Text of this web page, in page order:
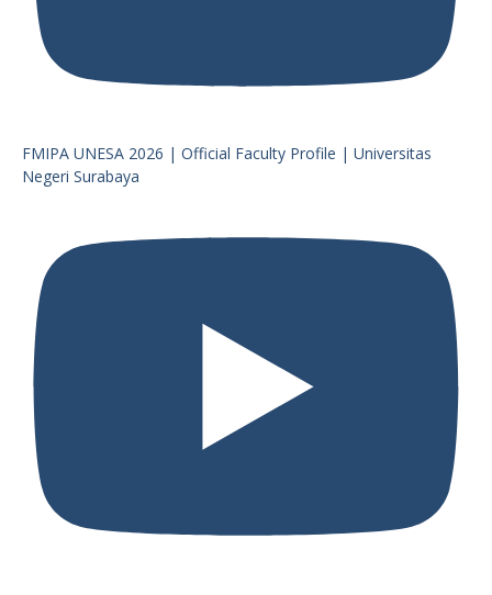
FMIPA UNESA 2026 | Official Faculty Profile | Universitas
Negeri Surabaya